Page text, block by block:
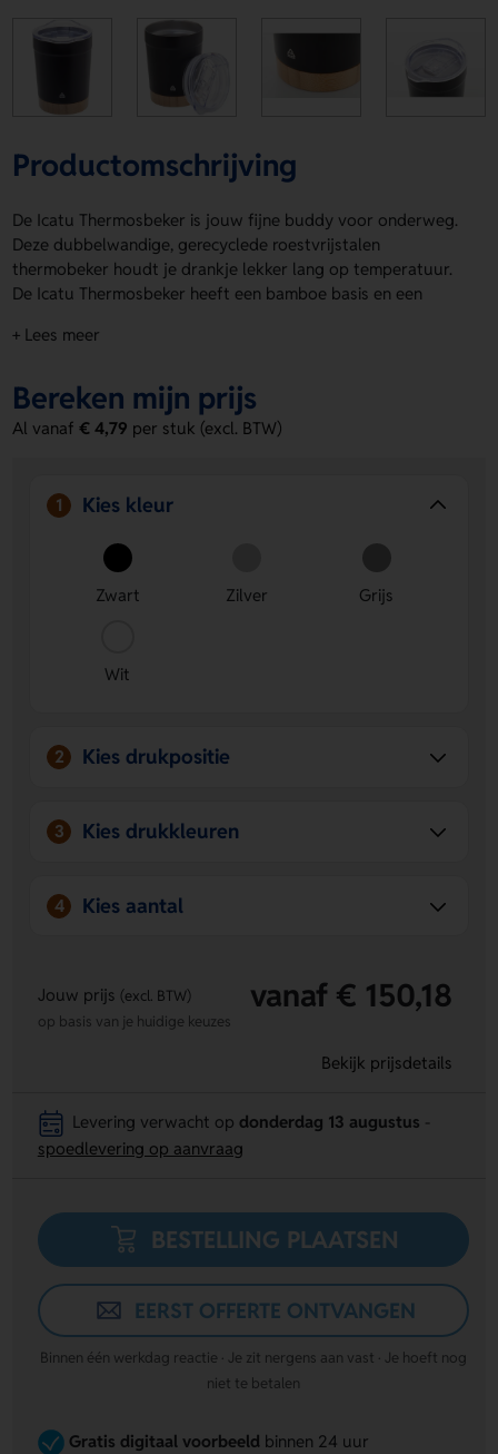
Productomschrijving
De Icatu Thermosbeker is jouw fijne buddy voor onderweg.
Deze dubbelwandige, gerecyclede roestvrijstalen
thermobeker houdt je drankje lekker lang op temperatuur.
De Icatu Thermosbeker heeft een bamboe basis en een
handig. Verkrijgbaar in Zwart, Zilver, Grijs en Wit. Laat hem
logo, naam of eigen ontwerp. Bestel of vraag een prijs op.
Voordelen van de Icatu Thermosbeker
een snelle drank voor onderweg.
Ruimte voor jouw ontwerp
eigen ontwerp aanbrengen op de Voorzijde, Achterzijde
of Wrap.
Duurzame en stijlvolle keuze- Gemaakt van gerecycled
+ Lees meer
Bereken mijn prijs
Al vanaf€ 4,79 per stuk (excl. BTW)
1 Kies kleur
Zwart Zilver Grijs
Wit
2 Kies drukpositie
3 Kies drukkleuren
4 Kies aantal
Jouw prijs (excl. BTW) vanaf € 150,18
op basis van je huidige keuzes
Bekijk prijsdetails
Levering verwacht op donderdag 13 augustus
spoedlevering op aanvraag
BESTELLING PLAATSEN
EERST OFFERTE ONTVANGEN
Binnen één werkdag reactie · Je zit nergens aan vast · Je hoeft nog
niet te betalen
Gratis digitaal voorbeeld binnen 24 uur